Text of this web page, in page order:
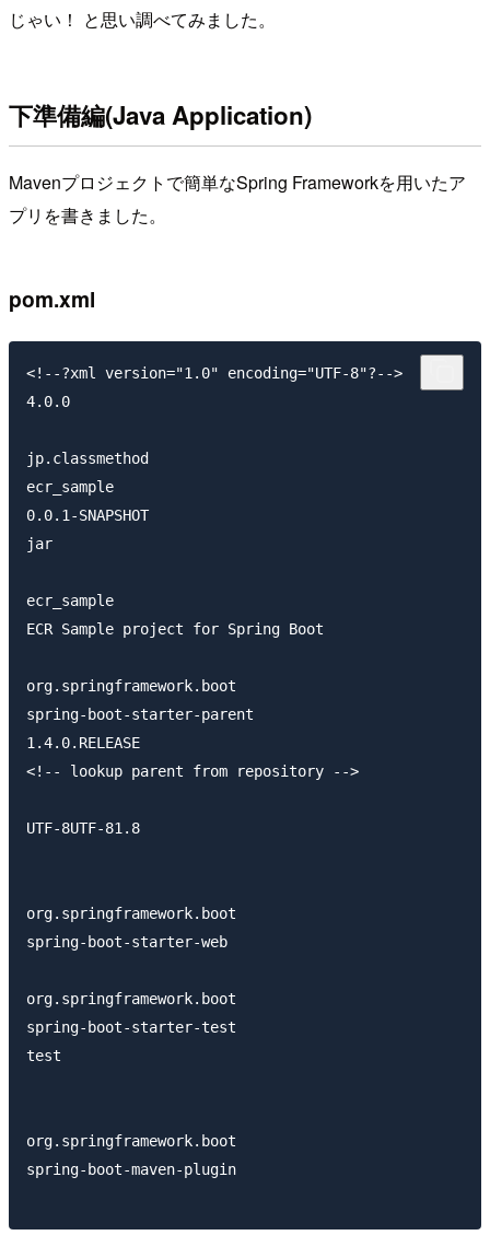
じゃい！ と思い調べてみました。
下準備編(Java Application)
Mavenプロジェクトで簡単なSpring Frameworkを用いたア
プリを書きました。
pom.xml
<!--?xml version="1.0" encoding="UTF-8"?-->
4.0.0
jp.classmethod
ecr_sample
0.0.1-SNAPSHOT
jar
ecr_sample
ECR Sample project for Spring Boot
org.springframework.boot
spring-boot-starter-parent
1.4.0.RELEASE
<!-- lookup parent from repository -->
UTF-8UTF-81.8
org.springframework.boot
spring-boot-starter-web
org.springframework.boot
spring-boot-starter-test
test
org.springframework.boot
spring-boot-maven-plugin